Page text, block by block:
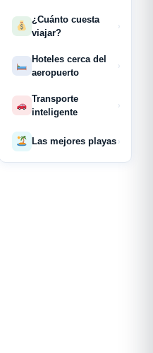
¿Cuánto cuesta
viajar?
›
Hoteles cerca del
aeropuerto
›
Transporte
inteligente
›
Las mejores playas ›